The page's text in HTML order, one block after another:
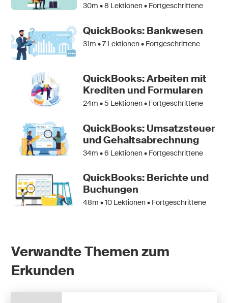
30m •8 Lektionen • Fortgeschrittene
QuickBooks: Bankwesen
31m •7Lektionen • Fortgeschrittene
QuickBooks: Arbeiten mit
Krediten und Formularen
24m •5 Lektionen • Fortgeschrittene
QuickBooks: Umsatzsteuer
und Gehaltsabrechnung
34m •6 Lektionen • Fortgeschrittene
QuickBooks: Berichte und
Buchungen
48m •10 Lektionen • Fortgeschrittene
Verwandte Themen zum
Erkunden